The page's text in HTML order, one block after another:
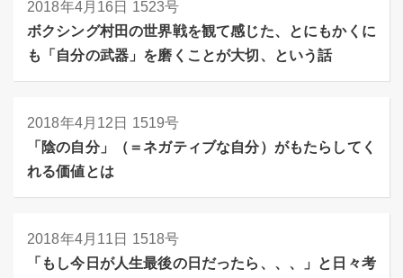
2018年4月16日 1523号
ボクシング村田の世界戦を観て感じた、とにもかくに
も「自分の武器」を磨くことが大切、という話
2018年4月12日 1519号
「陰の自分」（＝ネガティブな自分）がもたらしてく
れる価値とは
2018年4月11日 1518号
「もし今日が人生最後の日だったら、、、」と日々考